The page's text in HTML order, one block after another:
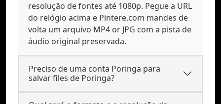
resolução de fontes até 1080p. Pegue a URL
do relógio acima e Pintere.com mandes de
volta um arquivo MP4 or JPG com a pista de
áudio original preservada.
Preciso de uma conta Poringa para
salvar files de Poringa?